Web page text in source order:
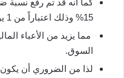
15% وذلك اعتباراً من 1 يوليو من عام 2023.
مما يزيد من الأعباء
السوق.
لذا من الضروري أن